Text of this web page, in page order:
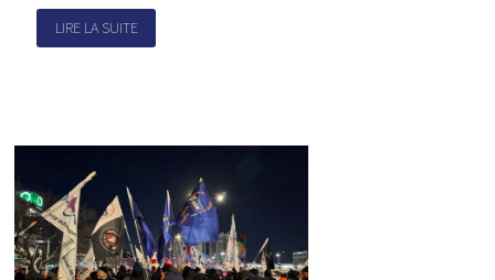
LIRE LA SUITE